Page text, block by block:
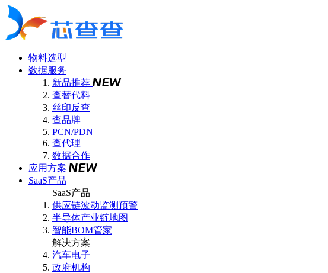
物料选型
数据服务
新品推荐
查替代料
丝印反查
查品牌
PCN/PDN
查代理
数据合作
应用方案
SaaS产品
SaaS产品
供应链波动监测预警
半导体产业链地图
智能BOM管家
解决方案
汽车电子
政府机构